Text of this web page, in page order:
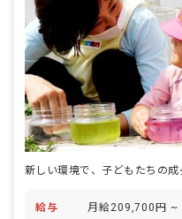
給与 月給209,700円 ~